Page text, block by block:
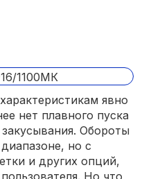
явно
нет плавного пуска
Обороты
но с
и других опций,
Но что